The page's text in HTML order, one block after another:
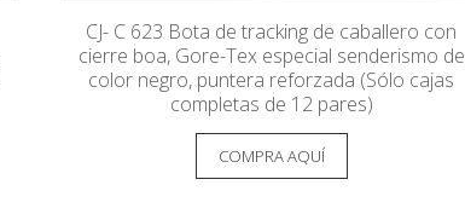
CJ- C 623 Bota de tracking de caballero con
cierre boa, Gore-Tex especial senderismo de
color negro, puntera reforzada (Sólo cajas
completas de 12 pares)
COMPRA AQUÍ